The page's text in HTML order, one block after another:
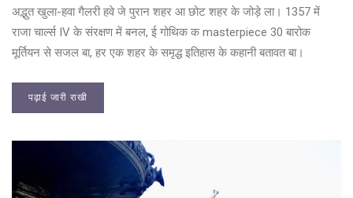
अद्भुत खुला-हवा गैलरी हवे जे पुरान शहर आ छोट शहर के जोड़े ला। 1357 में
राजा चार्ल्स IV के संरक्षण में बनल, ई गोथिक क masterpiece 30 बारोक
मूर्तियन से सजल बा, हर एक शहर के समृद्ध इतिहास के कहानी बतावत बा।
पढ़ाई जारी राखी